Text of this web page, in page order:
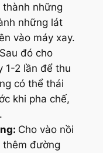
những
những lát
vào máy xay.
đó cho
1-2 lần để thu
có thể thái
khi pha chế,
Cho vào nồi
thêm đường